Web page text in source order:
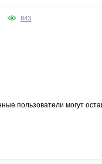
843
пользователи могут